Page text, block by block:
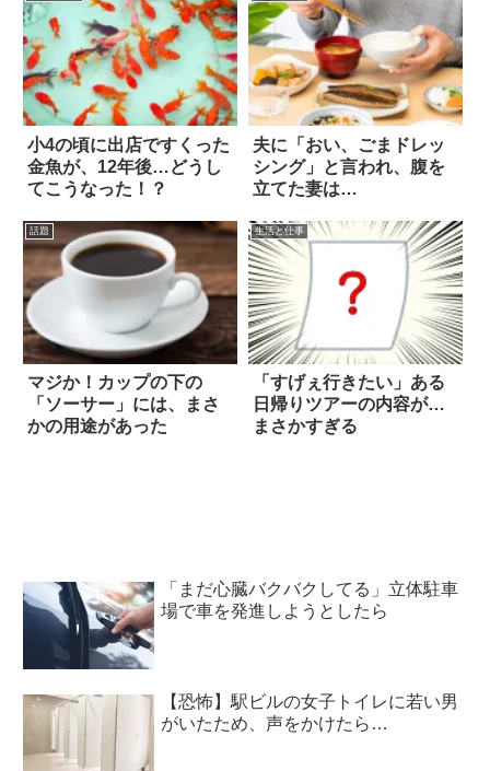
小4の頃に出店ですくった
金魚が、12年後…どうし
てこうなった！？
夫に「おい、ごまドレッ
シング」と言われ、腹を
立てた妻は…
話題
マジか！カップの下の
「ソーサー」には、まさ
かの用途があった
生活と仕事
「すげぇ行きたい」ある
日帰りツアーの内容が…
まさかすぎる
「まだ心臓バクバクしてる」立体駐車
場で車を発進しようとしたら
【恐怖】駅ビルの女子トイレに若い男
がいたため、声をかけたら…